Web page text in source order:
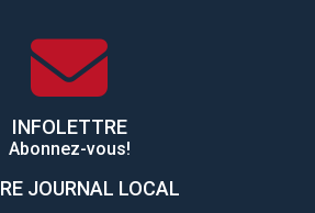
INFOLETTRE
Abonnez-vous!
JOURNAL LOCAL